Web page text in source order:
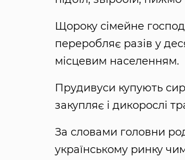
Щороку сімейне
переробляє разів у
місцевим населенням.
Прудивуси купують
закупляє і дикорослі
За словами головни
українському ринку